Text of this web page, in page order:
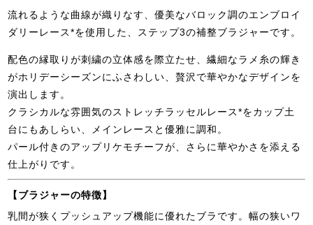
流れるような曲線が織りなす、優美なバロック調のエンブロイ
ダリーレース*を使用した、ステップ3の補整ブラジャーです。
配色の縁取りが刺繍の立体感を際立たせ、繊細なラメ糸の輝き
がホリデーシーズンにふさわしい、贅沢で華やかなデザインを
演出します。
クラシカルな雰囲気のストレッチラッセルレース*をカップ土
台にもあしらい、メインレースと優雅に調和。
パール付きのアップリケモチーフが、さらに華やかさを添える
仕上がりです。
【ブラジャーの特徴】
乳間が狭くプッシュアップ機能に優れたブラです。幅の狭いワ